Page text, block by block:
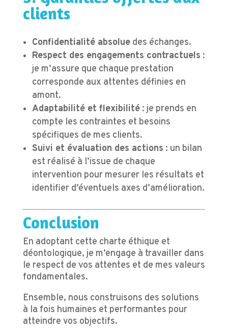
clients
Confidentialité absoluedes échanges.
Respect des engagements contractuels :
je m’assure que chaque prestation
corresponde aux attentes définies en
amont.
Adaptabilité et flexibilité: je prends en
compte les contraintes et besoins
spécifiques de mes clients.
Suivi et évaluation des actions : un bilan
est réalisé à l’issue de chaque
intervention pour mesurer les résultats et
identifier d’éventuels axes d’amélioration.
Conclusion
En adoptant cette charte éthique et
déontologique, je m’engage à travailler dans
le respect de vos attentes et de mes valeurs
fondamentales.
Ensemble, nous construisons des solutions
à la fois humaines et performantes pour
atteindre vos objectifs.